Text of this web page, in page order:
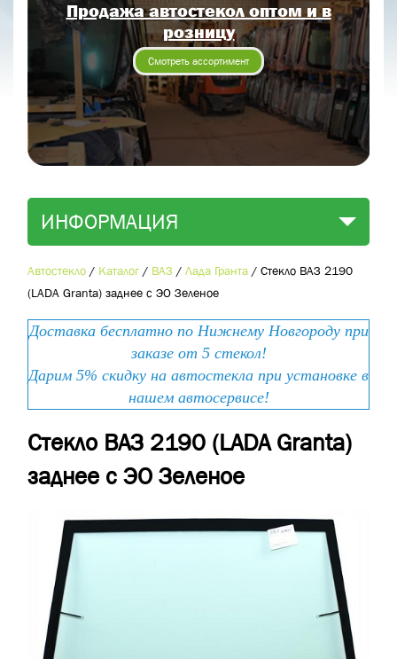
Продажа автостекол оптом и в
розницу
Смотреть ассортимент
ИНФОРМАЦИЯ
Автостекло / Каталог / ВАЗ / Лада Гранта / Стекло ВАЗ 2190
(LADA Granta) заднее с ЭО Зеленое
Доставка бесплатно по Нижнему Новгороду при
заказе от 5 стекол!
Дарим 5% скидку на автостекла при установке в
нашем автосервисе!
Стекло ВАЗ 2190 (LADA Granta)
заднее с ЭО Зеленое
Отправить
Отправить заявку